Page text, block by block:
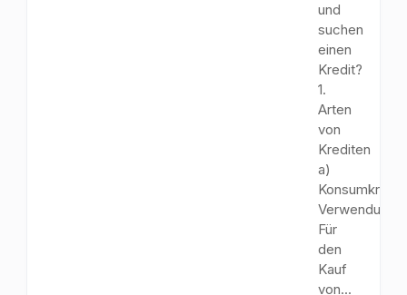
und
suchen
einen
Kredit?
1.
Arten
von
Krediten
a)
Für
den
Kauf
von...